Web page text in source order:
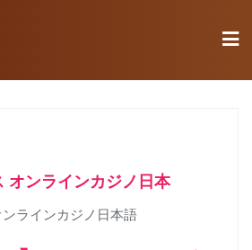
オンラインカジノ日本
ラインカジノ日本語